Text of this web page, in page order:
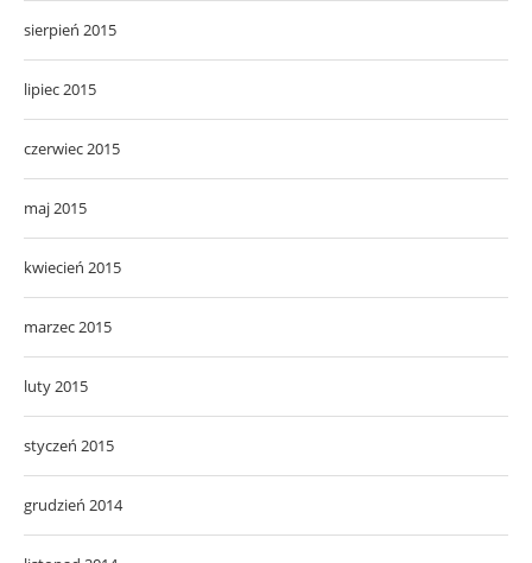
sierpień 2015
lipiec 2015
czerwiec 2015
maj 2015
kwiecień 2015
marzec 2015
luty 2015
styczeń 2015
grudzień 2014